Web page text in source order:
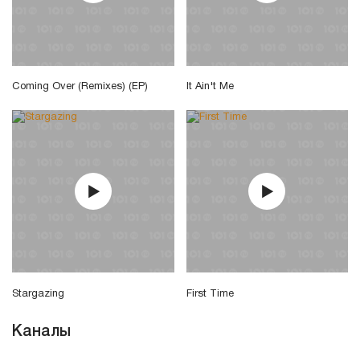
Coming Over (Remixes) (EP) It Ain't Me
Stargazing First Time
Каналы